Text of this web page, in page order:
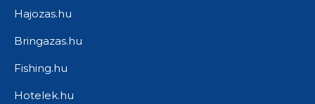
Hajozas.hu
Bringazas.hu
Fishing.hu
Hotelek.hu